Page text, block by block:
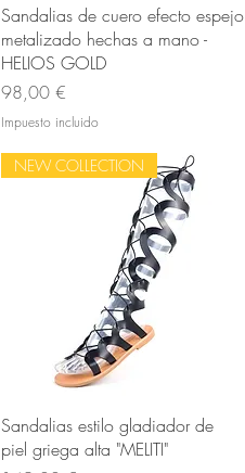
Vista rápida
Sandalias de cuero efecto espejo
metalizado hechas a mano -
HELIOS GOLD
Precio
98,00 €
Impuesto incluido
Vista rápida
NEW COLLECTION
Sandalias estilo gladiador de
piel griega alta "MELITI"